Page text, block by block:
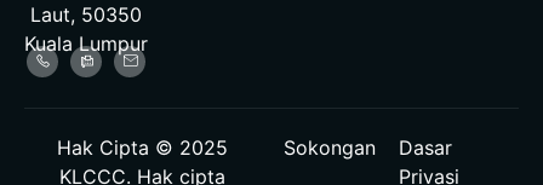
Laut, 50350
Kuala Lumpur
Hak Cipta © 2025
KLCCC. Hak cipta
Sokongan
Dasar
Privasi